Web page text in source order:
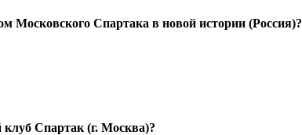
Спартака в новой истории (Россия)?
Спартак (г. Москва)?